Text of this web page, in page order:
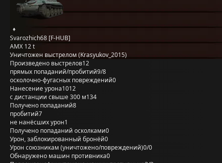
Svarozhich68 [F-HUB]
AMX 12 t
Уничтожен выстрелом (Krasyukov_2015)
Произведено выстрелов12
прямых попаданий/пробитий9/8
осколочно-фугасных повреждений0
Нанесение урона1012
с дистанции свыше 300 м134
Получено попаданий8
пробитий7
не нанёсших урон1
Получено попаданий осколками0
Урон, заблокированный бронёй0
Урон союзникам (уничтожено/повреждений)0/0
Обнаружено машин противника0